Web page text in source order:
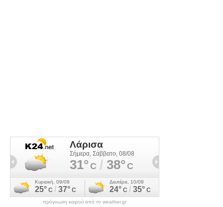
πρόγνωση καιρού από το weather.gr